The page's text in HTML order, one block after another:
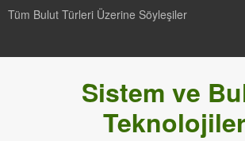
Tüm Bulut Türleri Üzerine Söyleşiler
Sistem ve